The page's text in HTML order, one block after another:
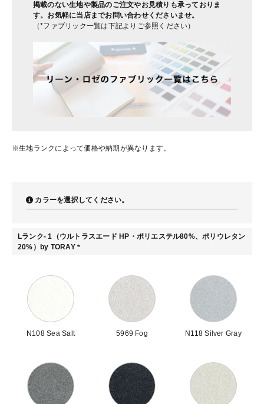
掲載のない生地や製品のご注文やお見積りも承っておりま
す。お気軽に当店までお問い合わせくださいませ。
（*ファブリック一覧は下記よりご参照ください）
※生地ランクによって価格や納期が異なります。
カラーを選択してください。
Lランク- 1（ウルトラスエード HP・ポリエステル80%、ポリウレタン
20%）by TORAY
N108 Sea Salt 5969 Fog N118 Silver Gray